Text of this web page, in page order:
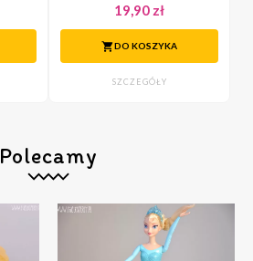
19,90 zł
DO KOSZYKA
SZCZEGÓŁY
Polecamy